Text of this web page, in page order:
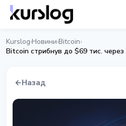
Kurslog›Новини›Bitcoin›
Bitcoin стрибнув до $69 тис. через
←Назад